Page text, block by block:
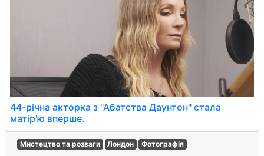
44-річна акторка з "Абатства Даунтон" стала
матір'ю вперше.
Мистецтво та розваги Лондон Фотографія